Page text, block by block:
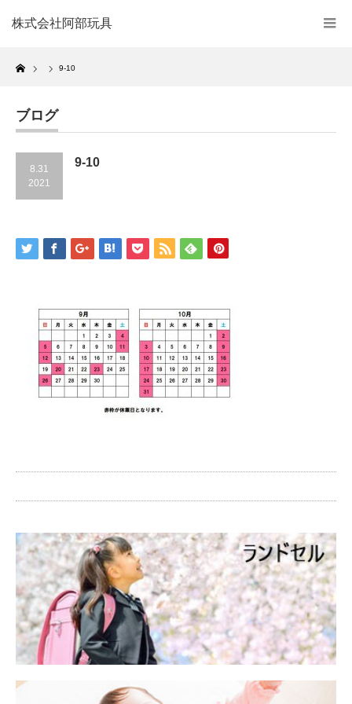
株式会社阿部玩具
Home
9-10
ブログ
8.31
2021
9-10